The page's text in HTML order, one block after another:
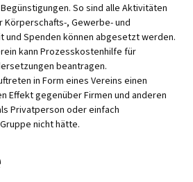
So sind alle Aktivitäten
Körperschafts-, Gewerbe- und
und Spenden können abgesetzt werden.
kann Prozesskostenhilfe für
beantragen.
in Form eines Vereins einen
Effekt gegenüber Firmen und anderen
Privatperson oder einfach
nicht hätte.